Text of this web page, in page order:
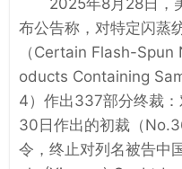
布公告称，对特定闪蒸
（Certain Flash-
oducts Containing
4）作出337部分终裁
30日作出的初裁（
令，终止对列名被告